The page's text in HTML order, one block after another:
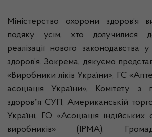
Міністерство охорони здоров’я
подяку усім, хто долучилися
реалізації нового законодавства
здоров’я. Зокрема, дякуємо
«Виробники ліків України», ГС
асоціація України», Комітету з
здоровʼя СУП, Американській
Україні, ГО «Асоціація
виробників» (IPMA),